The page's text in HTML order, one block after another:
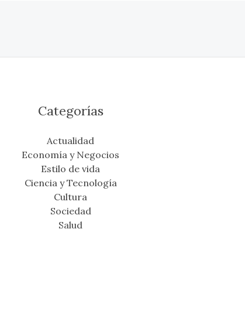
Categorías
Actualidad
Economía y Negocios
Estilo de vida
Ciencia y Tecnología
Cultura
Sociedad
Salud